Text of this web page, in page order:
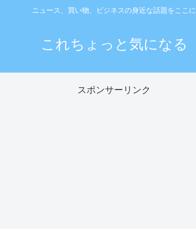
ニュース、買い物、ビジネスの身近な話題をここに
これちょっと気になる
スポンサーリンク